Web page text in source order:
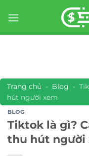
đến
Trang chủ - Blog -
hút người xem
BLOG
Tiktok là gì?
thu hút người